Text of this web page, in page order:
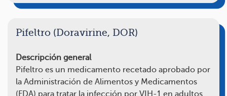
Pifeltro (Doravirine, DOR)
Descripción general
Pifeltro es un medicamento recetado aprobado por
la Administración de Alimentos y Medicamentos
(FDA) para tratar la infección por VIH-1 en adultos